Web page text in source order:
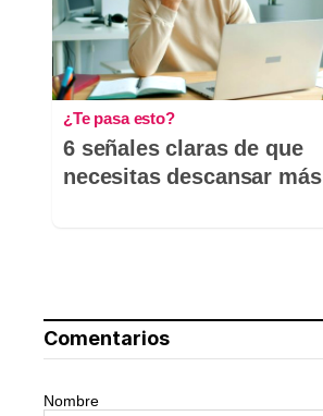
¿Te pasa esto?
6 señales claras de que
necesitas descansar más
Comentarios
Nombre